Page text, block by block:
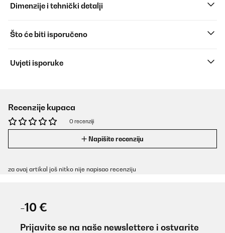
Dimenzije i tehnički detalji
Što će biti isporučeno
Uvjeti isporuke
Recenzije kupaca
O recenziji
Napišite recenziju
za ovaj artikal još nitko nije napisao recenziju
-10 €
Prijavite se na naše newslettere i ostvarite